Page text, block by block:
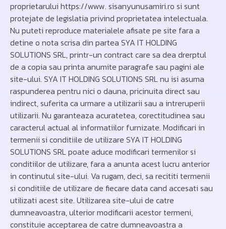
proprietarului https://www. sisanyunusamiri.ro si sunt
protejate de legislatia privind proprietatea intelectuala.
Nu puteti reproduce materialele afisate pe site fara a
detine o nota scrisa din partea SYA IT HOLDING
SOLUTIONS SRL, printr-un contract care sa dea drerptul
de a copia sau printa anumite paragrafe sau pagini ale
site-ului. SYA IT HOLDING SOLUTIONS SRL nu isi asuma
raspunderea pentru nici o dauna, pricinuita direct sau
indirect, suferita ca urmare a utilizarii sau a intreruperii
utilizarii. Nu garanteaza acuratetea, corectitudinea sau
caracterul actual al informatiilor furnizate. Modificari in
termenii si conditiile de utilizare SYA IT HOLDING
SOLUTIONS SRL poate aduce modificari termenilor si
conditiilor de utilizare, fara a anunta acest lucru anterior
in continutul site-ului. Va rugam, deci, sa recititi termenii
si conditiile de utilizare de fiecare data cand accesati sau
utilizati acest site. Utilizarea site-ului de catre
dumneavoastra, ulterior modificarii acestor termeni,
constituie acceptarea de catre dumneavoastra a